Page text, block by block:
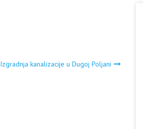
Izgradnja kanalizacije u Dugoj Poljani